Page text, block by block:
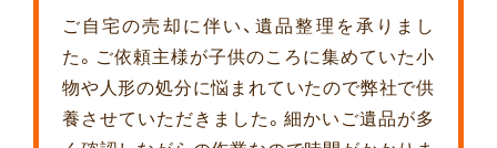
ご自宅の売却に伴い、遺品整理を承りまし
た。ご依頼主様が子供のころに集めていた小
物や人形の処分に悩まれていたので弊社で供
養させていただきました。細かいご遺品が多